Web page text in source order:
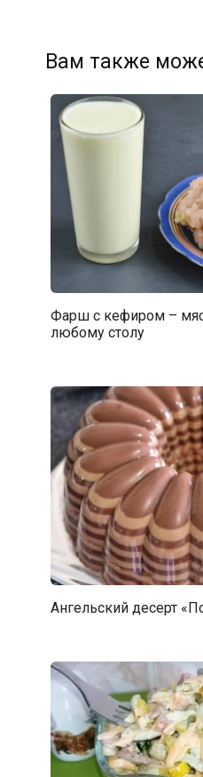
Вам также
Фарш с кефиром –
любому столу
Ангельский десерт